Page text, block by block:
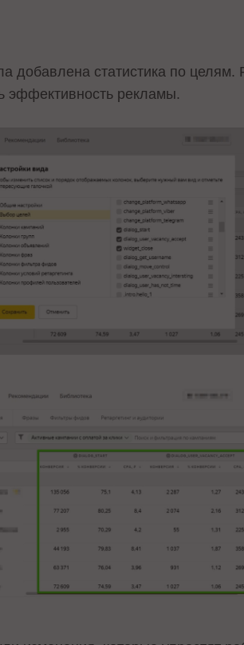
добавлена статистика по целям.
эффективность рекламы.